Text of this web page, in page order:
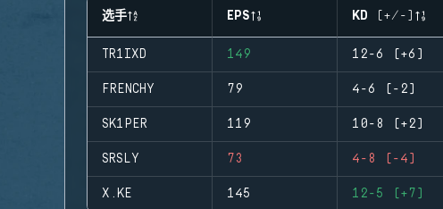
选手 EPS KD (+/-)
TR1IXD 149 12-6 (+6)
FRENCHY 79 4-6 (-2)
SK1PER 119 10-8 (+2)
SRSLY 73 4-8 (-4)
X.KE 145 12-5 (+7)